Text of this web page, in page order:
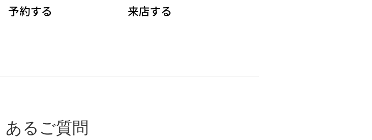
あるご質問